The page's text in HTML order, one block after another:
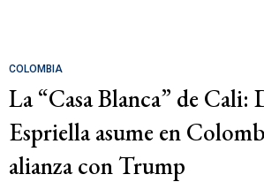
COLOMBIA
La “Casa Blanca” de Cali:
Espriella asume en
alianza con Trump